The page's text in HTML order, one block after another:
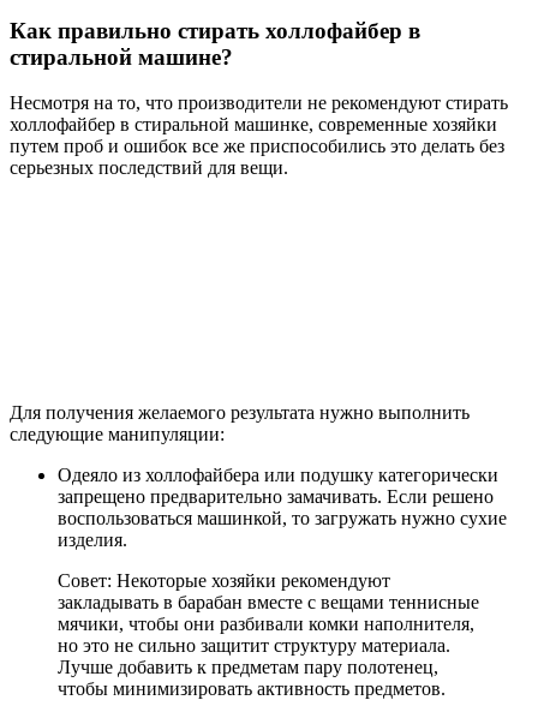
Как правильно стирать холлофайбер в
стиральной машине?
Несмотря на то, что производители не рекомендуют стирать
холлофайбер в стиральной машинке, современные хозяйки
путем проб и ошибок все же приспособились это делать без
серьезных последствий для вещи.
Для получения желаемого результата нужно выполнить
следующие манипуляции:
Одеяло из холлофайбера или подушку категорически
запрещено предварительно замачивать. Если решено
воспользоваться машинкой, то загружать нужно сухие
изделия.
Совет: Некоторые хозяйки рекомендуют
закладывать в барабан вместе с вещами теннисные
мячики, чтобы они разбивали комки наполнителя,
но это не сильно защитит структуру материала.
Лучше добавить к предметам пару полотенец,
чтобы минимизировать активность предметов.